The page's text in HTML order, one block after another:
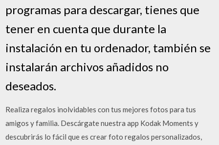
programas para descargar, tienes que
tener en cuenta que durante la
instalación en tu ordenador, también se
instalarán archivos añadidos no
deseados.
Realiza regalos inolvidables con tus mejores fotos para tus
amigos y familia. Descárgate nuestra app Kodak Moments y
descubrirás lo fácil que es crear foto regalos personalizados,